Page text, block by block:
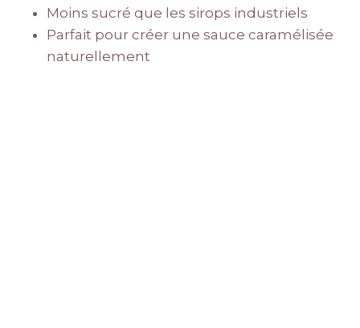
Moins sucré que les sirops industriels
Parfait pour créer une sauce caramélisée
naturellement